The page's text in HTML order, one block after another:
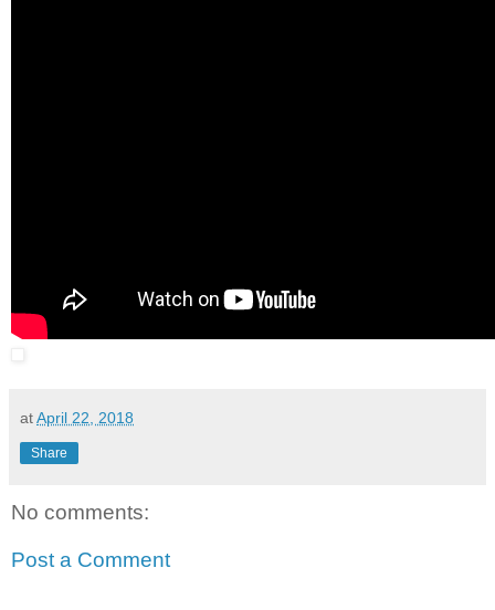
atApril 22, 2018
Share
No comments:
Post a Comment